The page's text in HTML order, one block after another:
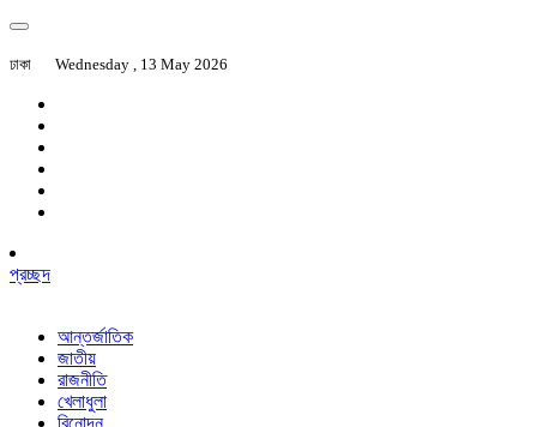
ঢাকা Wednesday , 13 May 2026
প্রচ্ছদ
আন্তর্জাতিক
জাতীয়
রাজনীতি
খেলাধুলা
বিনোদন